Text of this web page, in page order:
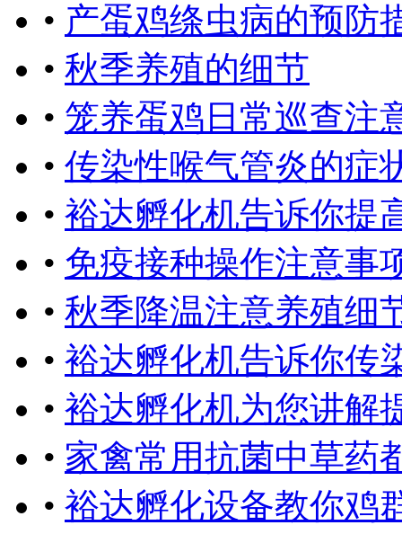
• 产蛋鸡绦虫病的预防
• 秋季养殖的细节
• 笼养蛋鸡日常巡查注
• 传染性喉气管炎的症
• 裕达孵化机告诉你提
• 免疫接种操作注意事
• 秋季降温注意养殖细
• 裕达孵化机告诉你传
• 裕达孵化机为您讲解
• 家禽常用抗菌中草药
• 裕达孵化设备教你鸡